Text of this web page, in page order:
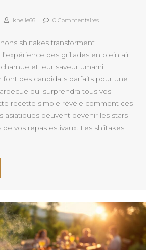
knelle66 0 Commentaires
shiitakes transforment
des grillades en plein air.
et leur saveur umami
font des candidats parfaits pour une
qui surprendra tous vos
recette simple révèle comment ces
asiatiques peuvent devenir les stars
vos repas estivaux. Les shiitakes
une recette simple à découvrir qui